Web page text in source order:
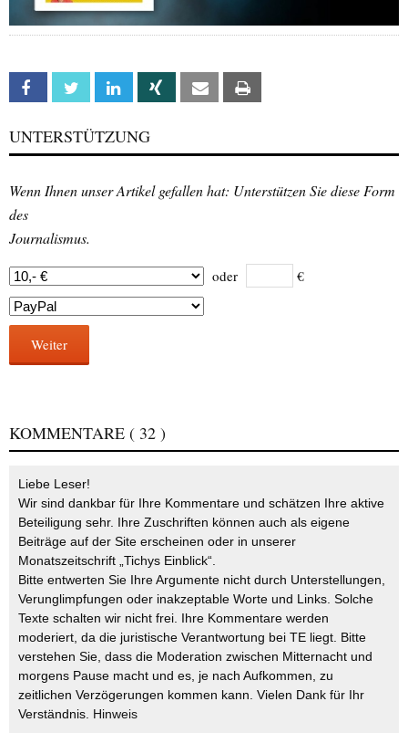
Facebook Twitter Linkedin Xing Email
UNTERSTÜTZUNG
Wenn Ihnen unser Artikel gefallen hat: Unterstützen Sie diese Form
des
Journalismus.
oder €
Weiter
KOMMENTARE ( 32 )
Liebe Leser!
Wir sind dankbar für Ihre Kommentare und schätzen Ihre aktive
Beteiligung sehr. Ihre Zuschriften können auch als eigene
Beiträge auf der Site erscheinen oder in unserer
Monatszeitschrift „Tichys Einblick“.
Bitte entwerten Sie Ihre Argumente nicht durch Unterstellungen,
Verunglimpfungen oder inakzeptable Worte und Links. Solche
Texte schalten wir nicht frei. Ihre Kommentare werden
moderiert, da die juristische Verantwortung bei TE liegt. Bitte
verstehen Sie, dass die Moderation zwischen Mitternacht und
morgens Pause macht und es, je nach Aufkommen, zu
zeitlichen Verzögerungen kommen kann. Vielen Dank für Ihr
Verständnis. Hinweis